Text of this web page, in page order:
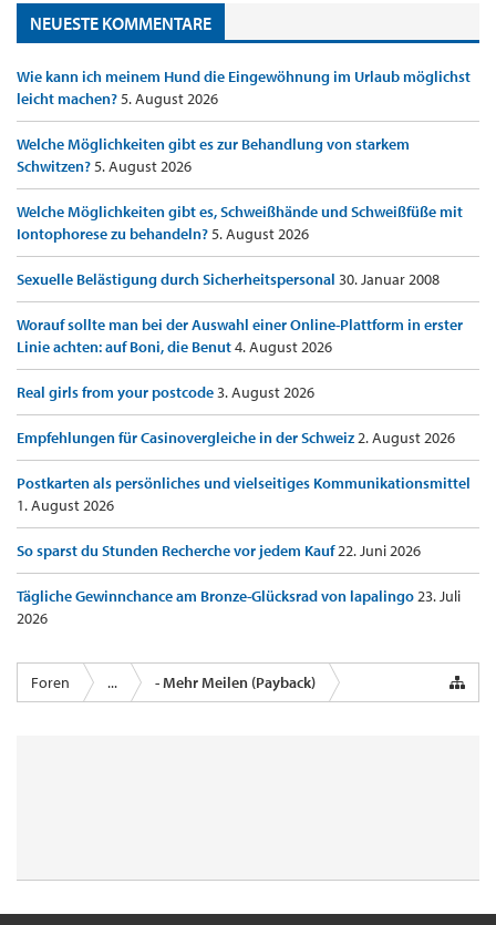
NEUESTE KOMMENTARE
Wie kann ich meinem Hund die Eingewöhnung im Urlaub möglichst
leicht machen?5. August 2026
Welche Möglichkeiten gibt es zur Behandlung von starkem
Schwitzen?5. August 2026
Welche Möglichkeiten gibt es, Schweißhände und Schweißfüße mit
Iontophorese zu behandeln?5. August 2026
Sexuelle Belästigung durch Sicherheitspersonal 30. Januar 2008
Worauf sollte man bei der Auswahl einer Online-Plattform in erster
Linie achten: auf Boni, die Benut4. August 2026
Real girls from your postcode3. August 2026
Empfehlungen für Casinovergleiche in der Schweiz2. August 2026
Postkarten als persönliches und vielseitiges Kommunikationsmittel
1. August 2026
So sparst du Stunden Recherche vor jedem Kauf22. Juni 2026
Tägliche Gewinnchance am Bronze-Glücksrad von lapalingo23. Juli
2026
Foren ... - Mehr Meilen (Payback)